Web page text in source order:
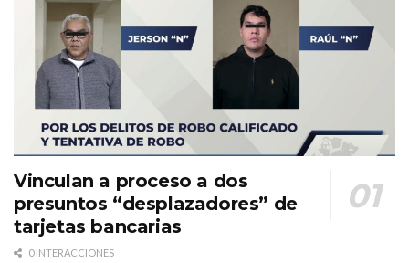
Vinculan a proceso a dos
presuntos “desplazadores” de
tarjetas bancarias
0 INTERACCIONES